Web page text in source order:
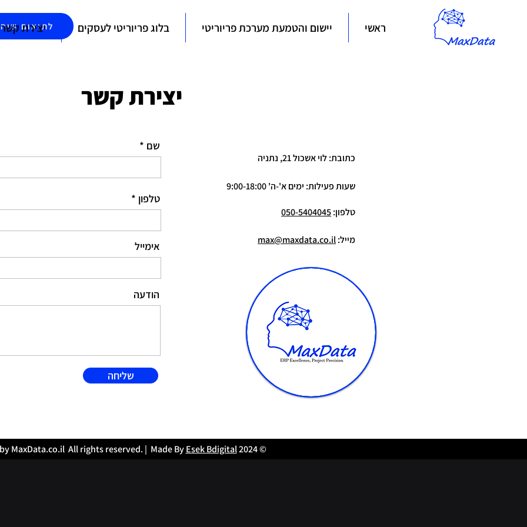
לתיאום ראשי יישום והטמעת מערכת פריוריטי בלוג פריוריטי לעסקים יצירת קשר
יצירת קשר
⁠כתובת: לוי אשכול 21, נתניה
שעות פעילות: ימים א'-ה' 9:00-18:00
טלפון:050-5404045
מייל:max@maxdata.co.il
שם
טלפון
אימייל
הודעה
שליחה
© 2024 by MaxData.co.il All rights reserved. | Made By
Esek Bdigital